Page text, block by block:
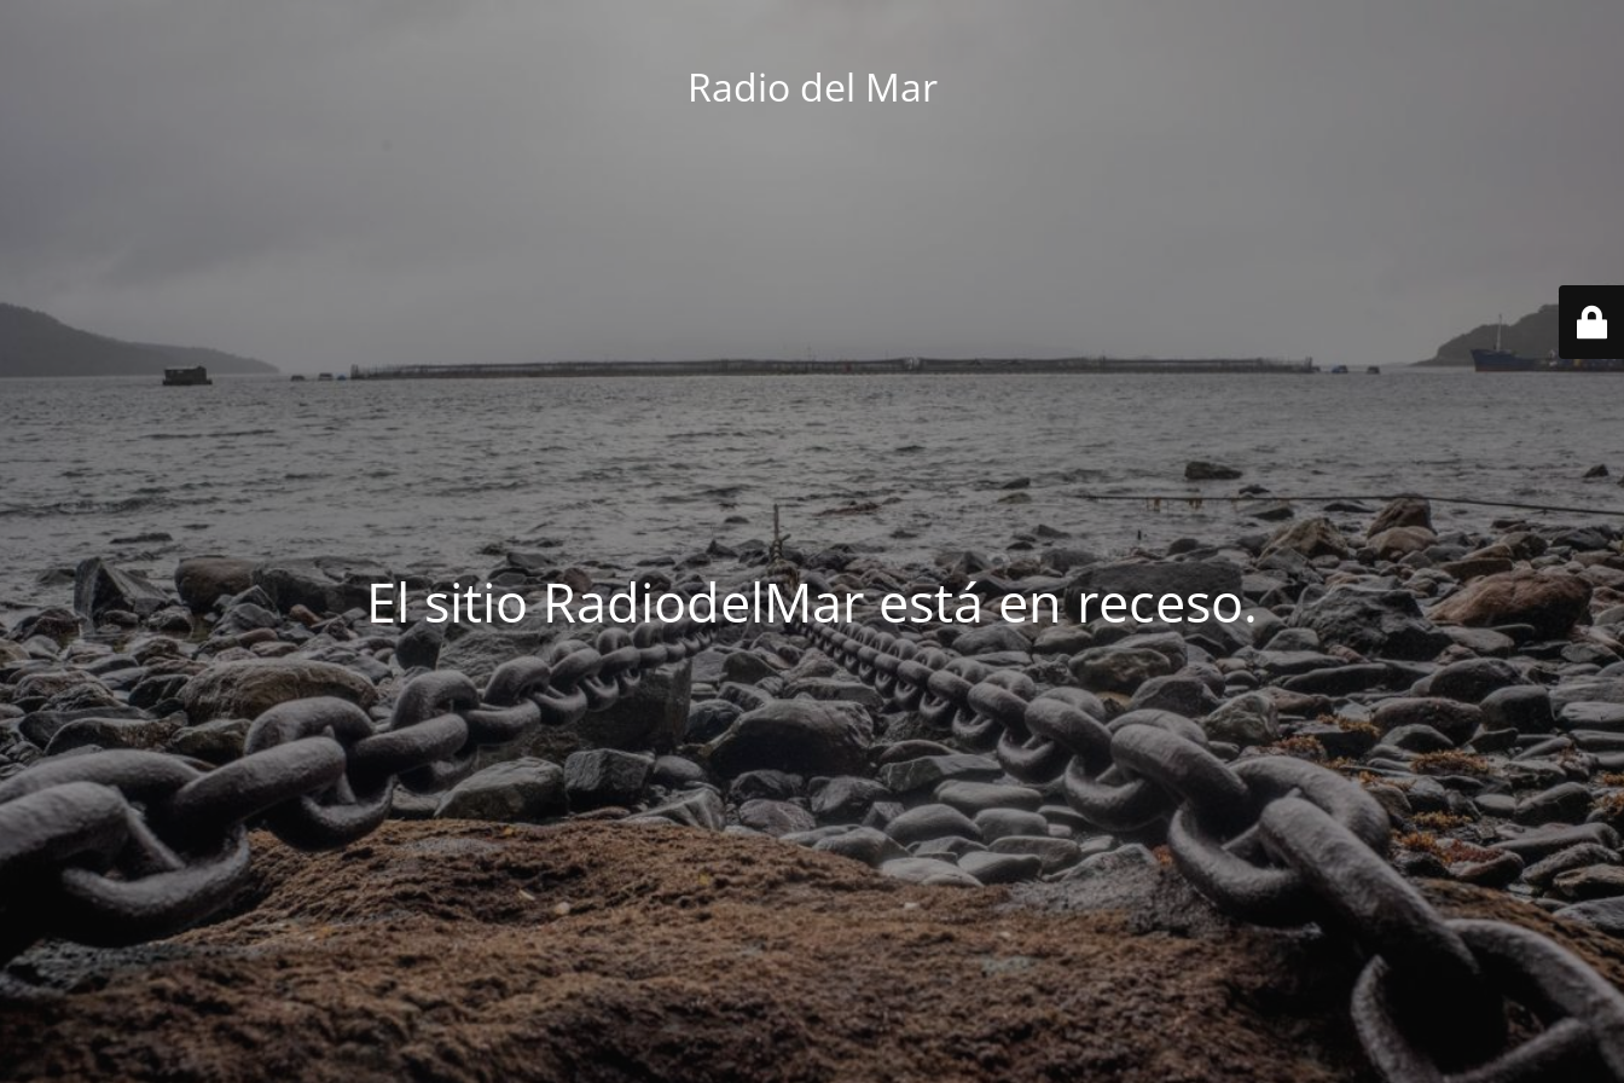
Radio del Mar
El sitio RadiodelMar está en receso.